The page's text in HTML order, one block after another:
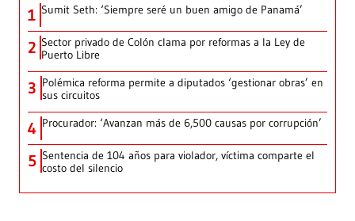
1 Sumit Seth: ‘Siempre seré un buen amigo de Panamá’
2 Sector privado de Colón clama por reformas a la Ley de
Puerto Libre
3 Polémica reforma permite a diputados ‘gestionar obras’ en
sus circuitos
4 Procurador: ‘Avanzan más de 6,500 causas por corrupción’
5 Sentencia de 104 años para violador, víctima comparte el
costo del silencio